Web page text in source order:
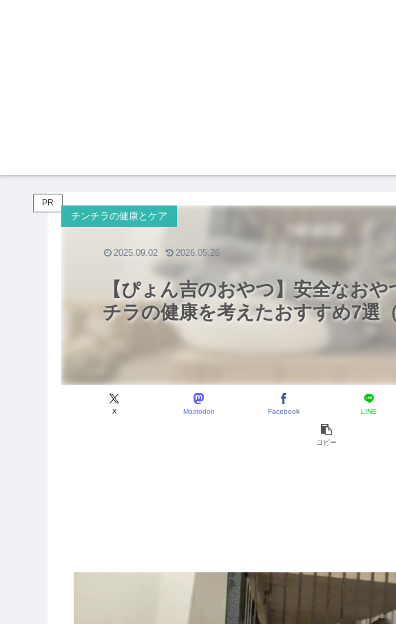
PR
【ぴょん吉のおやつ】安全なお
チラの健康を考えたおすすめ7選（
チンチラの健康とケア
X Mastodon Facebook LINE
コピー
2025.09.02 2026.05.26